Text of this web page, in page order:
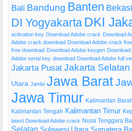
Bali Bandung Banten Bekasi
DI Yogyakarta DKI
activation key Download Adobe crack Download
Adobe crack download Download Adobe crack
free download Download Adobe keygen
Adobe serial key download Download Adobe full
Jakarta Pusat Jakarta Selatan
Utara Jambi Jawa Barat
Jawa Timur Kalimantan Barat
Kalimantan Tengah Kalimantan Timur
latest Download Adobe crack Nusa Tenggara
Selatan Sulawesi Utara Sumatera